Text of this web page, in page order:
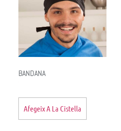
BANDANA
Afegeix A La Cistella